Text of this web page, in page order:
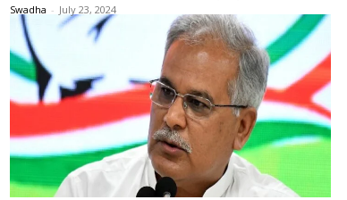
Swadha - July 23, 2024